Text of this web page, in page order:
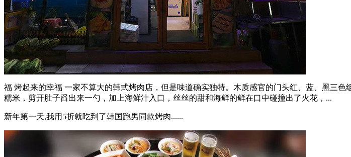
福 烤起来的幸福 一家不算大的韩式烤肉店，但是味道确实独特。木质感官的门头红、蓝、黑三
糯米，剪开肚子舀出来一勺，加上海鲜汁入口，丝丝的甜和海鲜的鲜在口中碰撞出了火花，...
新年第一天,我用5折就吃到了韩国跑男同款烤肉......